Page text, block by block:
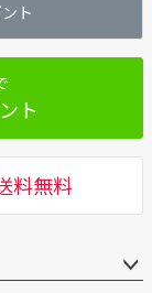
へ
ト
ト
料無料